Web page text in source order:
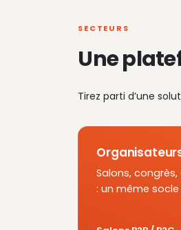
SECTEURS
Une
Tirez parti d’une
Salons,
: un même